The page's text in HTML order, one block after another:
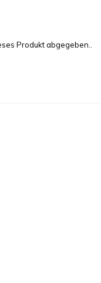
Produkt abgegeben..